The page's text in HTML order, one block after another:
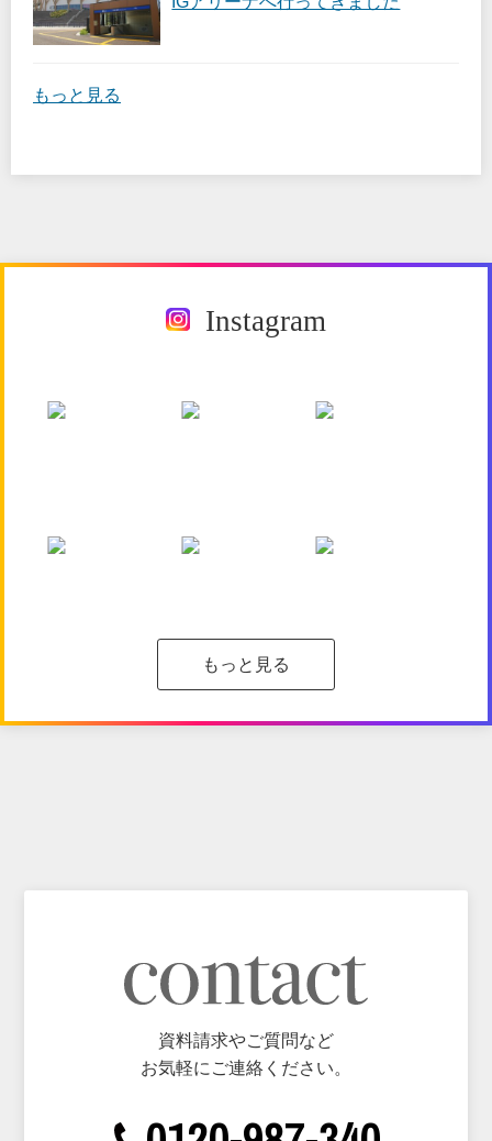
もっと見る
Instagram
もっと見る
資料請求やご質問など
お気軽にご連絡ください。